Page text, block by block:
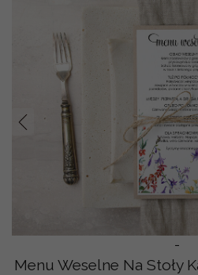
-
Prev
Menu Weselne Na Stoły